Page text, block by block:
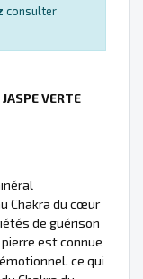
consulter
VERTE
Chakra du cœur
de guérison
est connue
ce qui